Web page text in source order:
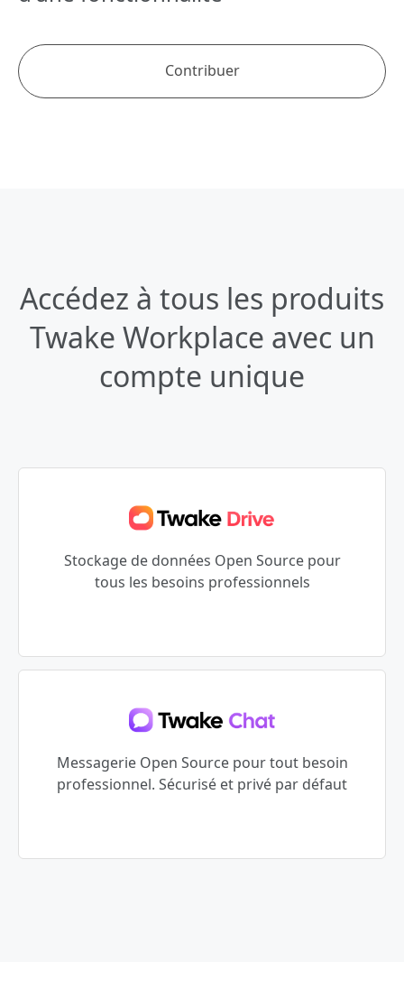
Contribuer
Accédez à tous les produits
Twake Workplace avec un
compte unique
Stockage de données Open Source pour
tous les besoins professionnels
Messagerie Open Source pour tout besoin
professionnel. Sécurisé et privé par défaut